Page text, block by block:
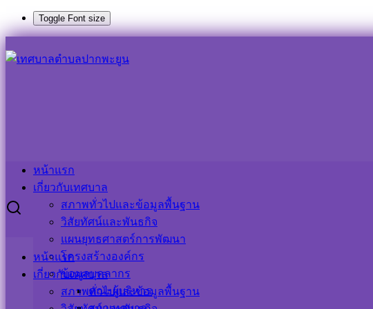
Toggle Font size
Skip
to
content
หน้าแรก
เกี่ยวกับเทศบาล
สภาพทั่วไปและข้อมูลพื้นฐาน
วิสัยทัศน์และพันธกิจ
แผนยุทธศาสตร์การพัฒนา
โครงสร้างองค์กร
ข้อมูลบุคลากร
คณะผู้บริหาร
หน้าแรก
เกี่ยวกับเทศบาล
สภาพทั่วไปและข้อมูลพื้นฐาน
Search
รับสมัครบุคคลเข้ารับการสรรหาเป็นคณะกรรมการ
3 กุมภาพันธ์ 2025